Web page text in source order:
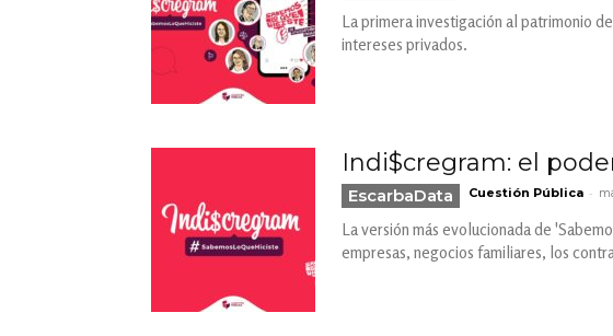
La primera investigación al patrimonio
intereses privados.
Indi$cregram: el
EscarbaData Cuestión Pública -
La versión más evolucionada de
empresas, negocios familiares, los